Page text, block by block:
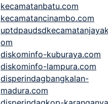
kecamatanbatu.com
kecamatancinambo.com
om
diskominfo-kuburaya.com
diskominfo-lampura.com
disperindagbangkalan-
madura.com